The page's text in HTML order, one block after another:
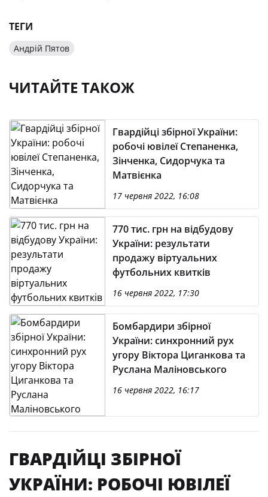
ТЕГИ
Андрій Пятов
ЧИТАЙТЕ ТАКОЖ
Гвардійці збірної України:
робочі ювілеї Степаненка,
Зінченка, Сидорчука та
Матвієнка
17 червня 2022, 16:08
770 тис. грн на відбудову
України: результати
продажу віртуальних
футбольних квитків
16 червня 2022, 17:30
Бомбардири збірної
України: синхронний рух
угору Віктора Циганкова та
Руслана Маліновського
16 червня 2022, 16:17
ГВАРДІЙЦІ ЗБІРНОЇ
УКРАЇНИ: РОБОЧІ ЮВІЛЕЇ